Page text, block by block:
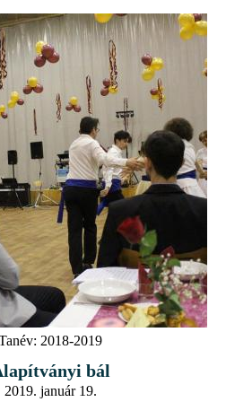
2018-2019
bál
2019. január 19.